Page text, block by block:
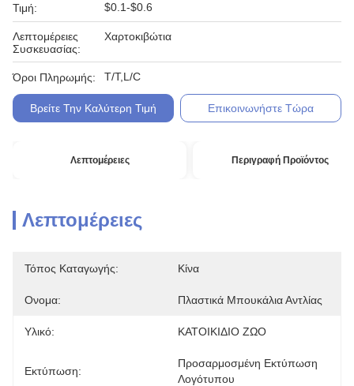
Τιμή: $0.1-$0.6
Λεπτομέρειες
Συσκευασίας:
Χαρτοκιβώτια
Όροι Πληρωμής: T/T,L/C
Βρείτε Την Καλύτερη Τιμή Επικοινωνήστε Τώρα
Λεπτομέρειες Περιγραφή Προϊόντος
Λεπτομέρειες
Τόπος Καταγωγής: Κίνα
Ονομα: Πλαστικά Μπουκάλια Αντλίας
Υλικό: ΚΑΤΟΙΚΙΔΙΟ ΖΩΟ
Εκτύπωση:
Προσαρμοσμένη Εκτύπωση
Λογότυπου